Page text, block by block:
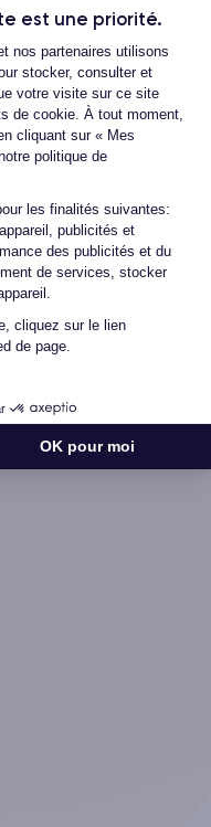
est une priorité.
du
nos partenaires utilisons
stocker, consulter et
votre visite sur ce site
de cookie. À tout moment,
cliquant sur « Mes
politique de
les finalités suivantes:
publicités et
des publicités et du
de services, stocker
cliquez sur le lien
de page.
OK pour moi